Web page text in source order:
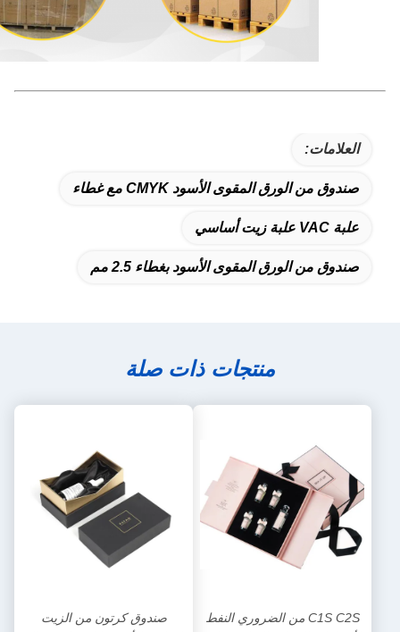
العلامات:
صندوق من الورق المقوى الأسود CMYK مع غطاء
علبة VAC علبة زيت أساسي
صندوق من الورق المقوى الأسود بغطاء 2.5 مم
منتجات ذات صلة
C1S C2S من الضروري النفط
صندوق كرتون من الزيت